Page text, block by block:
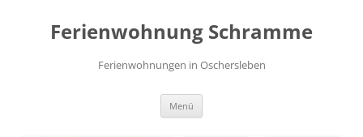
springenFerienwohnung Schramme
Ferienwohnungen in Oschersleben
Menü